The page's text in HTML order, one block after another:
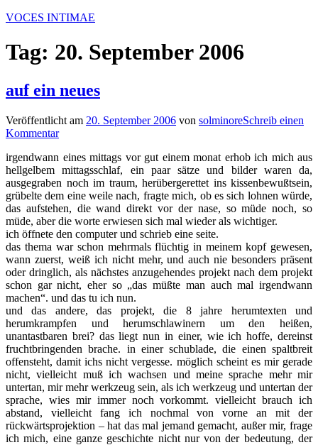
Zum
springen
VOCES INTIMAE
Tag: 20. September 2006
auf ein neues
Veröffentlicht am 20. September 2006 von solminoreSchreib einen
Kommentar
irgendwann eines mittags vor gut einem monat erhob ich mich aus
hellgelbem mittagsschlaf, ein paar sätze und bilder waren da,
ausgegraben noch im traum, herübergerettet ins kissenbewußtsein,
grübelte dem eine weile nach, fragte mich, ob es sich lohnen würde,
das aufstehen, die wand direkt vor der nase, so müde noch, so
müde, aber die worte erwiesen sich mal wieder als wichtiger.
ich öffnete den computer und schrieb eine seite.
das thema war schon mehrmals flüchtig in meinem kopf gewesen,
wann zuerst, weiß ich nicht mehr, und auch nie besonders präsent
oder dringlich, als nächstes anzugehendes projekt nach dem projekt
schon gar nicht, eher so „das müßte man auch mal irgendwann
machen“. und das tu ich nun.
und das andere, das projekt, die 8 jahre herumtexten und
herumkrampfen und herumschlawinern um den heißen,
unantastbaren brei? das liegt nun in einer, wie ich hoffe, dereinst
fruchtbringenden brache. in einer schublade, die einen spaltbreit
offensteht, damit ichs nicht vergesse. möglich scheint es mir gerade
nicht, vielleicht muß ich wachsen und meine sprache mehr mir
untertan, mir mehr werkzeug sein, als ich werkzeug und untertan der
sprache, wies mir immer noch vorkommt. vielleicht brauch ich
abstand, vielleicht fang ich nochmal von vorne an mit der
rückwärtsprojektion – hat das mal jemand gemacht, außer mir, frage
ich mich, eine ganze geschichte nicht nur von der bedeutung, der